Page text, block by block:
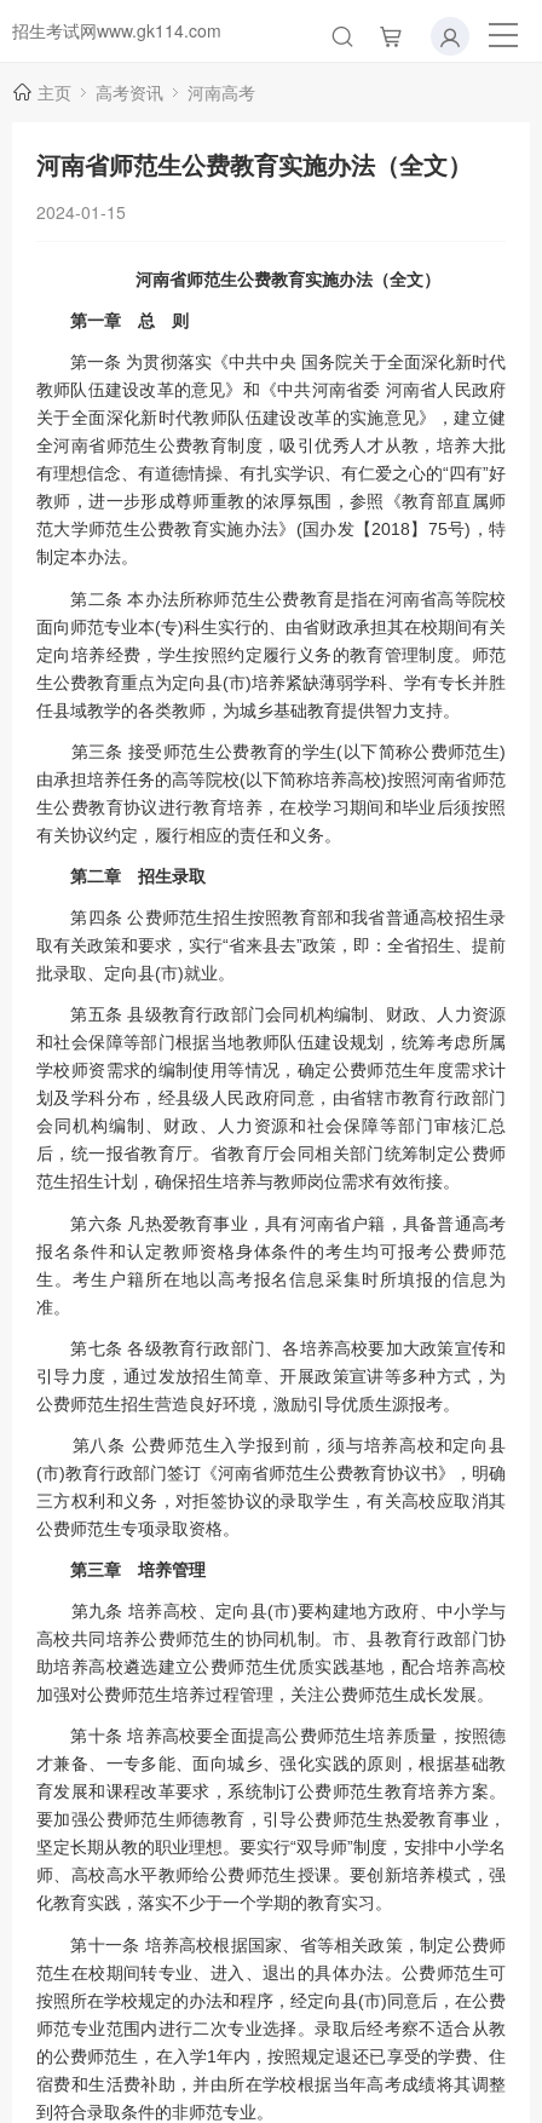
招生考试网www.gk114.com
主页 高考资讯 河南高考
河南省师范生公费教育实施办法（全文）
2024-01-15
河南省师范生公费教育实施办法（全文）
第一章 总 则
第一条 为贯彻落实《中共中央 国务院关于全面深化新时代
教师队伍建设改革的意见》和《中共河南省委 河南省人民政府
关于全面深化新时代教师队伍建设改革的实施意见》，建立健
全河南省师范生公费教育制度，吸引优秀人才从教，培养大批
有理想信念、有道德情操、有扎实学识、有仁爱之心的“四有”好
教师，进一步形成尊师重教的浓厚氛围，参照《教育部直属师
范大学师范生公费教育实施办法》(国办发【2018】75号)，特
制定本办法。
第二条 本办法所称师范生公费教育是指在河南省高等院校
面向师范专业本(专)科生实行的、由省财政承担其在校期间有关
定向培养经费，学生按照约定履行义务的教育管理制度。师范
生公费教育重点为定向县(市)培养紧缺薄弱学科、学有专长并胜
任县域教学的各类教师，为城乡基础教育提供智力支持。
第三条 接受师范生公费教育的学生(以下简称公费师范生)
由承担培养任务的高等院校(以下简称培养高校)按照河南省师范
生公费教育协议进行教育培养，在校学习期间和毕业后须按照
有关协议约定，履行相应的责任和义务。
第二章 招生录取
第四条 公费师范生招生按照教育部和我省普通高校招生录
取有关政策和要求，实行“省来县去”政策，即：全省招生、提前
批录取、定向县(市)就业。
第五条 县级教育行政部门会同机构编制、财政、人力资源
和社会保障等部门根据当地教师队伍建设规划，统筹考虑所属
学校师资需求的编制使用等情况，确定公费师范生年度需求计
划及学科分布，经县级人民政府同意，由省辖市教育行政部门
会同机构编制、财政、人力资源和社会保障等部门审核汇总
后，统一报省教育厅。省教育厅会同相关部门统筹制定公费师
范生招生计划，确保招生培养与教师岗位需求有效衔接。
第六条 凡热爱教育事业，具有河南省户籍，具备普通高考
报名条件和认定教师资格身体条件的考生均可报考公费师范
生。考生户籍所在地以高考报名信息采集时所填报的信息为
准。
第七条 各级教育行政部门、各培养高校要加大政策宣传和
引导力度，通过发放招生简章、开展政策宣讲等多种方式，为
公费师范生招生营造良好环境，激励引导优质生源报考。
第八条 公费师范生入学报到前，须与培养高校和定向县
(市)教育行政部门签订《河南省师范生公费教育协议书》，明确
三方权利和义务，对拒签协议的录取学生，有关高校应取消其
公费师范生专项录取资格。
第三章 培养管理
第九条 培养高校、定向县(市)要构建地方政府、中小学与
高校共同培养公费师范生的协同机制。市、县教育行政部门协
助培养高校遴选建立公费师范生优质实践基地，配合培养高校
加强对公费师范生培养过程管理，关注公费师范生成长发展。
第十条 培养高校要全面提高公费师范生培养质量，按照德
才兼备、一专多能、面向城乡、强化实践的原则，根据基础教
育发展和课程改革要求，系统制订公费师范生教育培养方案。
要加强公费师范生师德教育，引导公费师范生热爱教育事业，
坚定长期从教的职业理想。要实行“双导师”制度，安排中小学名
师、高校高水平教师给公费师范生授课。要创新培养模式，强
化教育实践，落实不少于一个学期的教育实习。
第十一条 培养高校根据国家、省等相关政策，制定公费师
范生在校期间转专业、进入、退出的具体办法。公费师范生可
按照所在学校规定的办法和程序，经定向县(市)同意后，在公费
师范专业范围内进行二次专业选择。录取后经考察不适合从教
的公费师范生，在入学1年内，按照规定退还已享受的学费、住
宿费和生活费补助，并由所在学校根据当年高考成绩将其调整
到符合录取条件的非师范专业。